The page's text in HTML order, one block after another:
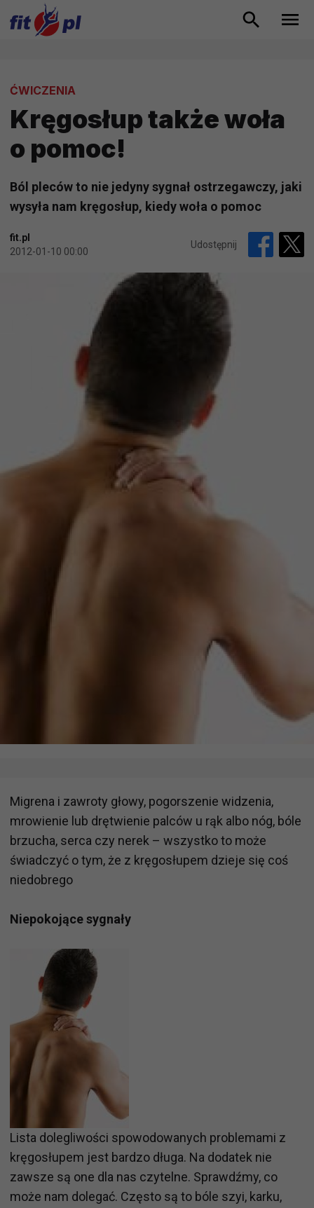
ĆWICZENIA
Kręgosłup także woła
o pomoc!
Ból pleców to nie jedyny sygnał ostrzegawczy, jaki
wysyła nam kręgosłup, kiedy woła o pomoc
fit.pl
2012-01-10 00:00
Udostępnij
Migrena i zawroty głowy, pogorszenie widzenia,
mrowienie lub drętwienie palców u rąk albo nóg, bóle
brzucha, serca czy nerek – wszystko to może
świadczyć o tym, że z kręgosłupem dzieje się coś
niedobrego
Niepokojące sygnały
Lista dolegliwości spowodowanych problemami z
kręgosłupem jest bardzo długa. Na dodatek nie
zawsze są one dla nas czytelne. Sprawdźmy, co
może nam dolegać. Często są to bóle szyi, karku,